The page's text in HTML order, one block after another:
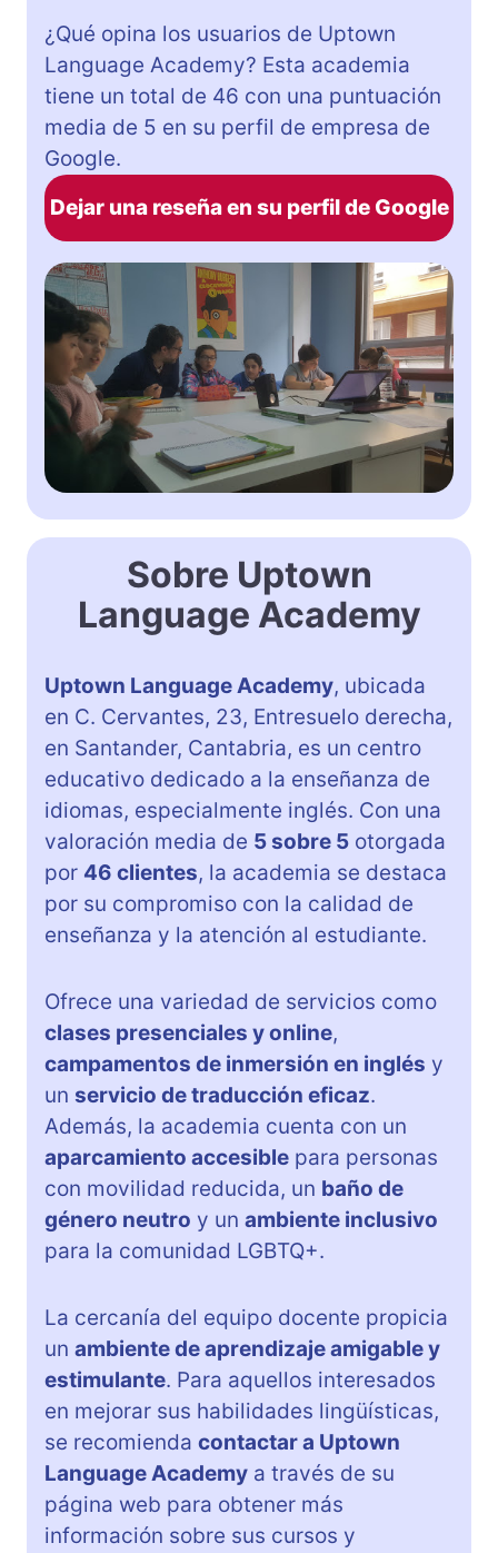
¿Qué opina los usuarios de Uptown
Language Academy? Esta academia
tiene un total de 46 con una puntuación
media de 5 en su perfil de empresa de
Google.
Dejar una reseña en su perfil de Google
Sobre Uptown
Language Academy
Uptown Language Academy, ubicada
en C. Cervantes, 23, Entresuelo derecha,
en Santander, Cantabria, es un centro
educativo dedicado a la enseñanza de
idiomas, especialmente inglés. Con una
valoración media de 5 sobre 5 otorgada
por 46 clientes, la academia se destaca
por su compromiso con la calidad de
enseñanza y la atención al estudiante.
Ofrece una variedad de servicios como
clases presenciales y online,
campamentos de inmersión en inglés y
un servicio de traducción eficaz.
Además, la academia cuenta con un
aparcamiento accesible para personas
con movilidad reducida, un baño de
género neutro y un ambiente inclusivo
para la comunidad LGBTQ+.
La cercanía del equipo docente propicia
un ambiente de aprendizaje amigable y
estimulante. Para aquellos interesados
en mejorar sus habilidades lingüísticas,
se recomienda contactar a Uptown
Language Academy a través de su
página web para obtener más
información sobre sus cursos y